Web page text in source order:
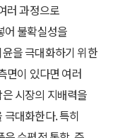
러 과정으로
어 불확실성을
을 극대화하기 위한
면이 있다면 여러
시장의 지배력을
대화한다. 특히